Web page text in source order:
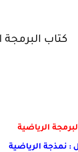
كتاب
الرياضية
: نمذجة الرياضية